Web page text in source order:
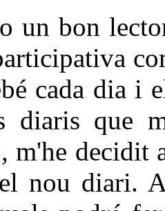
un bon
cada dia i
diaris que
m'he decidit
nou diari.